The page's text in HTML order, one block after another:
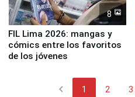
8
FIL Lima 2026: mangas y
cómics entre los favoritos
de los jóvenes
chevron_left 1 2 3